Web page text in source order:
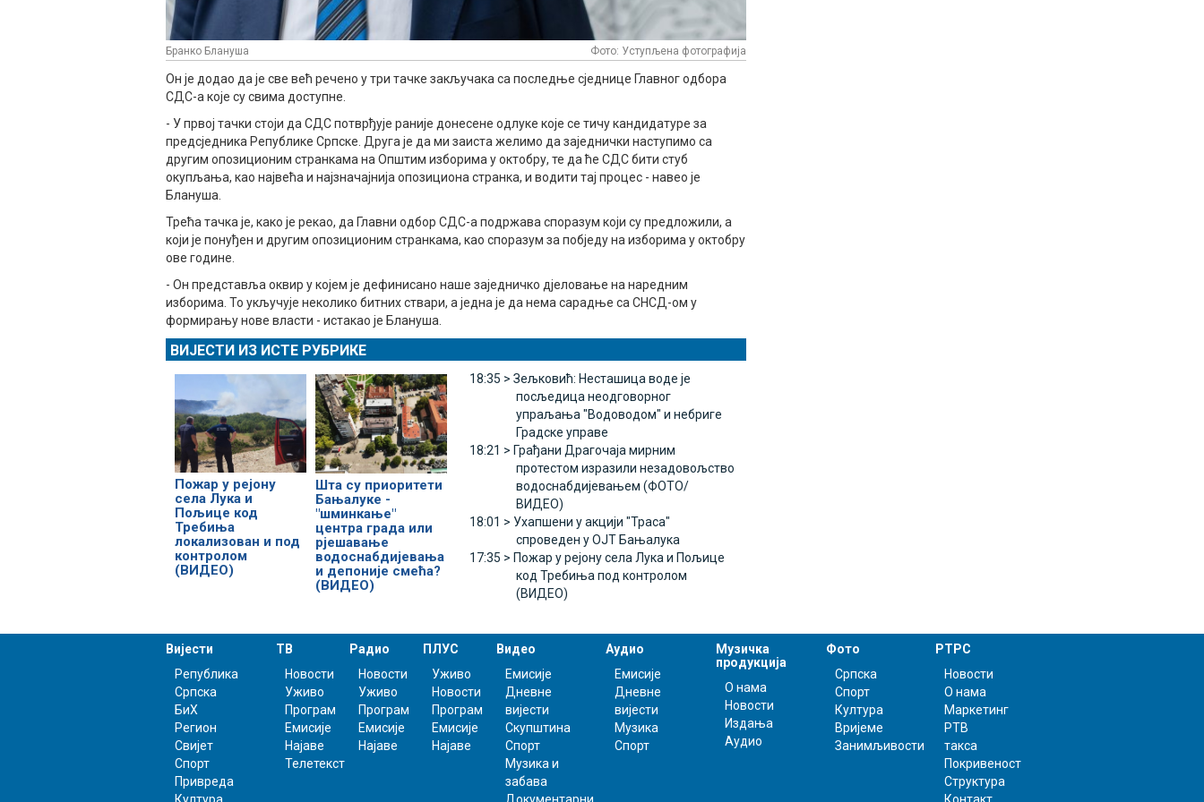
Бранко Блануша Фото: Уступљена фотографија
Он је додао да је све већ речено у три тачке закључака са последње сједнице Главног одбора
СДС-а које су свима доступне.
- У првој тачки стоји да СДС потврђује раније донесене одлуке које се тичу кандидатуре за
предсједника Републике Српске. Друга је да ми заиста желимо да заједнички наступимо са
другим опозиционим странкама на Општим изборима у октобру, те да ће СДС бити стуб
окупљања, као највећа и најзначајнија опозициона странка, и водити тај процес - навео је
Блануша.
Трећа тачка је, како је рекао, да Главни одбор СДС-а подржава споразум који су предложили, а
који је понуђен и другим опозиционим странкама, као споразум за побједу на изборима у октобру
ове године.
- Он представља оквир у којем је дефинисано наше заједничко дјеловање на наредним
изборима. То укључује неколико битних ствари, а једна је да нема сарадње са СНСД-ом у
формирању нове власти - истакао је Блануша.
ВИЈЕСТИ ИЗ ИСТЕ РУБРИКЕ
Пожар у рејону
села Лука и
Пољице код
Требиња
локализован и под
контролом
(ВИДЕО)
Шта су приоритети
Бањалуке -
"шминкање"
центра града или
рјешавање
водоснабдијевања
и депоније смећа?
(ВИДЕО)
18:35 > Зељковић: Несташица воде је
посљедица неодговорног
упраљања "Водоводом" и небриге
Градске управе
18:21 > Грађани Драгочаја мирним
протестом изразили незадовољство
водоснабдијевањем (ФОТО/
ВИДЕО)
18:01 > Ухапшени у акцији "Траса"
спроведен у ОЈТ Бањалука
17:35 > Пожар у рејону села Лука и Пољице
код Требиња под контролом
(ВИДЕО)
Вијести
Република
Српска
БиХ
Регион
Свијет
Спорт
Привреда
ТВ
Новости
Уживо
Програм
Емисије
Најаве
Телетекст
Радио
Новости
Уживо
Програм
Емисије
Најаве
ПЛУС
Уживо
Новости
Програм
Емисије
Најаве
Видео
Емисије
Дневне
вијести
Скупштина
Спорт
Музика и
забава
Аудио
Емисије
Дневне
вијести
Музика
Спорт
Музичка
продукција
О нама
Новости
Издања
Аудио
Фото
Српска
Спорт
Култура
Вријеме
Занимљивости
РТРС
Новости
О нама
Маркетинг
РТВ
такса
Покривеност
Структура